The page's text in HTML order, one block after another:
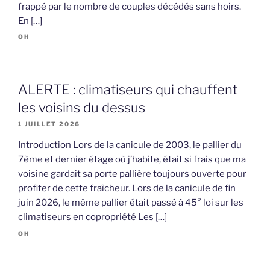
frappé par le nombre de couples décédés sans hoirs.
En […]
OH
ALERTE : climatiseurs qui chauffent
les voisins du dessus
1 JUILLET 2026
Introduction Lors de la canicule de 2003, le pallier du
7ème et dernier étage où j’habite, était si frais que ma
voisine gardait sa porte pallière toujours ouverte pour
profiter de cette fraîcheur. Lors de la canicule de fin
juin 2026, le même pallier était passé à 45° loi sur les
climatiseurs en copropriété Les […]
OH